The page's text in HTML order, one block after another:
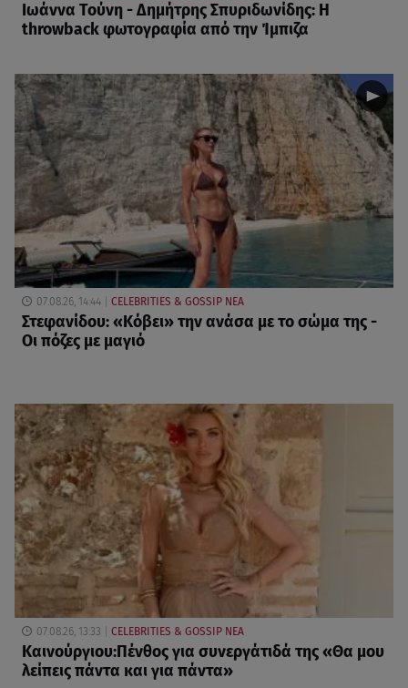
Ιωάννα Τούνη - Δημήτρης Σπυριδωνίδης: Η
throwback φωτογραφία από την Ίμπιζα
07.08.26, 14:44 CELEBRITIES & GOSSIP ΝΕΑ
Στεφανίδου: «Κόβει» την ανάσα με το σώμα της -
Οι πόζες με μαγιό
07.08.26, 13:33 CELEBRITIES & GOSSIP ΝΕΑ
Καινούργιου:Πένθος για συνεργάτιδά της «Θα μου
λείπεις πάντα και για πάντα»